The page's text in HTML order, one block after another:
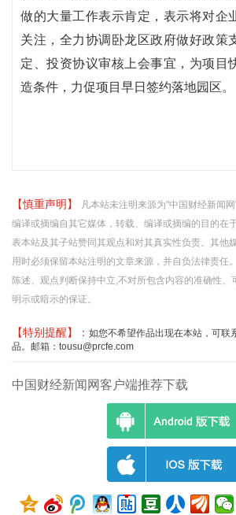
做的大量工作表示肯定，表示将对企
关注，全力协调卧龙区政府做好政策
定、投资协议审核上会事宜，为项目
造条件，力促项目早日签约落地园区。
【慎重声明】
凡本站未注明来源为"中国财经新闻
编译或摘编自其它媒体，转载、编译或摘编的目的在
表本站及其子站赞同其观点和对其真实性负责。其他
用时必须保留本站注明的文章来源，并自负法律责任
陈述、观点判断保持中立,不对所包含内容的准确性、
明示或暗示的保证。
【特别提醒】： 如您不希望作品出现在本站，可联
品。邮箱：tousu@prcfe.com
中国财经新闻网客户端推荐下载